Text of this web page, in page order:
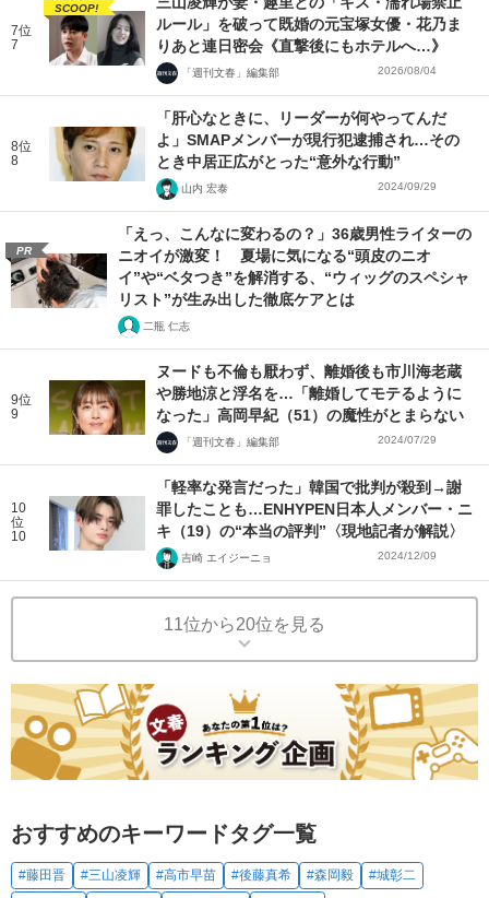
7位
7
SCOOP!
ルール」を破って既婚の元宝塚女優・花乃ま
りあと連日密会《直撃後にもホテルへ…》
「週刊文春」編集部 2026/08/04
8位
8
「肝心なときに、リーダーが何やってんだ
よ」SMAPメンバーが現行犯逮捕され…その
とき中居正広がとった“意外な行動”
山内 宏泰 2024/09/29
PR
「えっ、こんなに変わるの？」36歳男性ライターの
ニオイが激変！ 夏場に気になる“頭皮のニオ
イ”や“ベタつき”を解消する、“ウィッグのスペシャ
リスト”が生み出した徹底ケアとは
二瓶 仁志
9位
9
ヌードも不倫も厭わず、離婚後も市川海老蔵
や勝地涼と浮名を…「離婚してモテるように
なった」高岡早紀（51）の魔性がとまらない
「週刊文春」編集部 2024/07/29
10
位
10
「軽率な発言だった」韓国で批判が殺到→謝
罪したことも…ENHYPEN日本人メンバー・ニ
キ（19）の“本当の評判”〈現地記者が解説〉
吉崎 エイジーニョ 2024/12/09
11位から20位を見る
おすすめのキーワードタグ一覧
#藤田晋 #三山凌輝 #高市早苗 #後藤真希 #森岡毅
#城彰二